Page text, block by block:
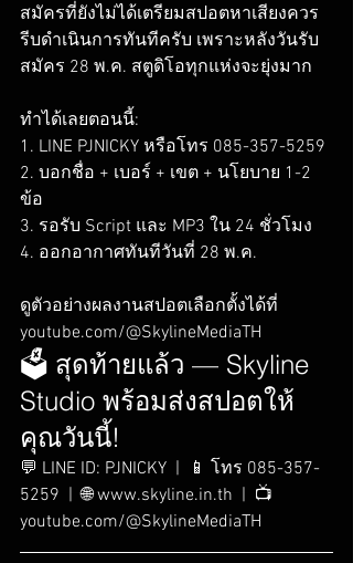
สมัครที่ยังไม่ได้เตรียมสปอตหาเสียงควร
รีบดำเนินการทันทีครับ เพราะหลังวันรับ
สมัคร 28 พ.ค. สตูดิโอทุกแห่งจะยุ่งมาก
ทำได้เลยตอนนี้:
1. LINE PJNICKY หรือโทร 085-357-5259
2. บอกชื่อ + เบอร์ + เขต + นโยบาย 1-2
ข้อ
3. รอรับ Script และ MP3 ใน 24 ชั่วโมง
4. ออกอากาศทันทีวันที่ 28 พ.ค.
ดูตัวอย่างผลงานสปอตเลือกตั้งได้ที่
youtube.com/@SkylineMediaTH
🗳️ สุดท้ายแล้ว — Skyline
Studio พร้อมส่งสปอตให้
คุณวันนี้!
💬 LINE ID: PJNICKY  |  📱 โทร 085-357-
5259  |  🌐 www.skyline.in.th  |  📺
youtube.com/@SkylineMediaTH